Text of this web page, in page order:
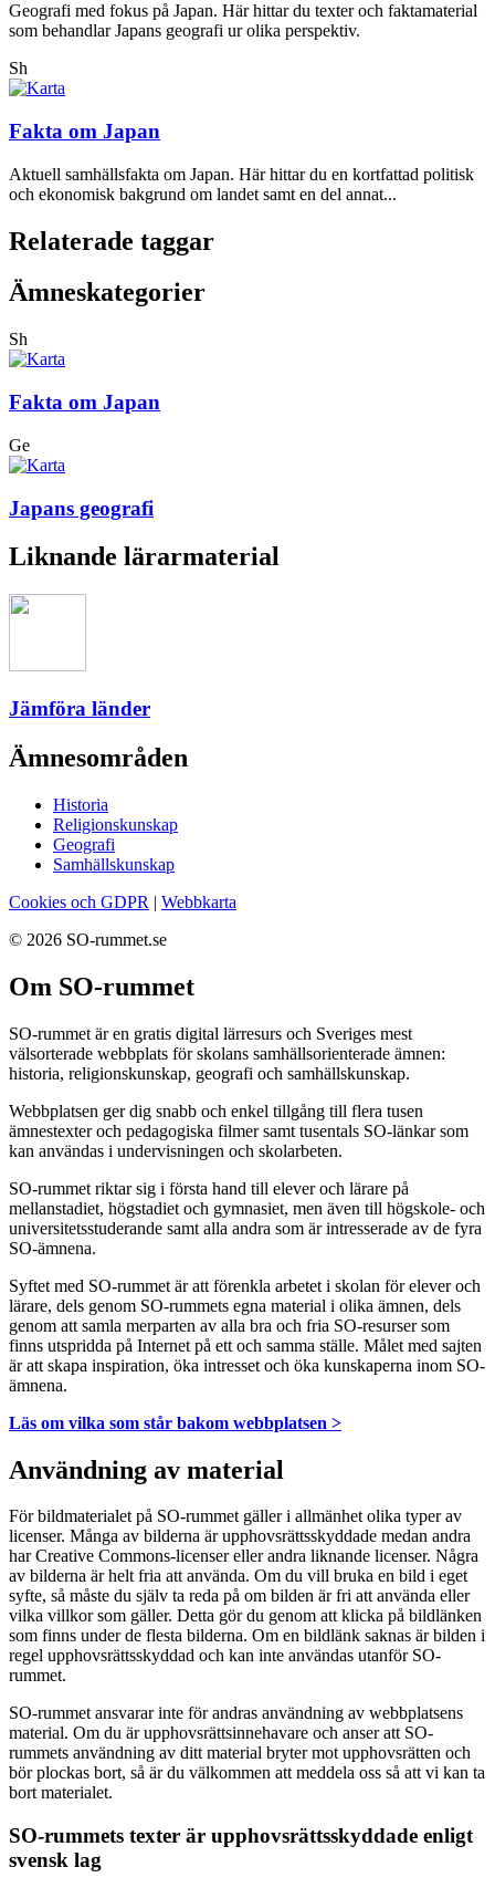
Geografi med fokus på Japan. Här hittar du texter och faktamaterial
som behandlar Japans geografi ur olika perspektiv.
Sh
Fakta om Japan
Aktuell samhällsfakta om Japan. Här hittar du en kortfattad politisk
och ekonomisk bakgrund om landet samt en del annat...
Relaterade taggar
Ämneskategorier
Sh
Fakta om Japan
Ge
Japans geografi
Liknande lärarmaterial
Jämföra länder
Ämnesområden
Historia
Religionskunskap
Geografi
Samhällskunskap
Cookies och GDPR | Webbkarta
© 2026 SO-rummet.se
Om SO-rummet
SO-rummet är en gratis digital lärresurs och Sveriges mest
välsorterade webbplats för skolans samhällsorienterade ämnen:
historia, religionskunskap, geografi och samhällskunskap.
Webbplatsen ger dig snabb och enkel tillgång till flera tusen
ämnestexter och pedagogiska filmer samt tusentals SO-länkar som
kan användas i undervisningen och skolarbeten.
SO-rummet riktar sig i första hand till elever och lärare på
mellanstadiet, högstadiet och gymnasiet, men även till högskole- och
universitetsstuderande samt alla andra som är intresserade av de fyra
SO-ämnena.
Syftet med SO-rummet är att förenkla arbetet i skolan för elever och
lärare, dels genom SO-rummets egna material i olika ämnen, dels
genom att samla merparten av alla bra och fria SO-resurser som
finns utspridda på Internet på ett och samma ställe. Målet med sajten
är att skapa inspiration, öka intresset och öka kunskaperna inom SO-
ämnena.
Läs om vilka som står bakom webbplatsen >
Användning av material
För bildmaterialet på SO-rummet gäller i allmänhet olika typer av
licenser. Många av bilderna är upphovsrättsskyddade medan andra
har Creative Commons-licenser eller andra liknande licenser. Några
av bilderna är helt fria att använda. Om du vill bruka en bild i eget
syfte, så måste du själv ta reda på om bilden är fri att använda eller
vilka villkor som gäller. Detta gör du genom att klicka på bildlänken
som finns under de flesta bilderna. Om en bildlänk saknas är bilden i
regel upphovsrättsskyddad och kan inte användas utanför SO-
rummet.
SO-rummet ansvarar inte för andras användning av webbplatsens
material. Om du är upphovsrättsinnehavare och anser att SO-
rummets användning av ditt material bryter mot upphovsrätten och
bör plockas bort, så är du välkommen att meddela oss så att vi kan ta
bort materialet.
SO-rummets texter är upphovsrättsskyddade enligt
svensk lag